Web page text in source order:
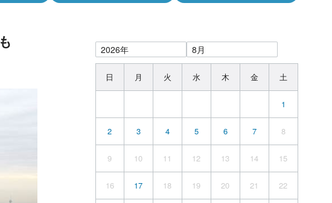
日 月 火 水 木 金 土
1
2 3 4 5 6 7 8
9 10 11 12 13 14 15
16 17 18 19 20 21 22